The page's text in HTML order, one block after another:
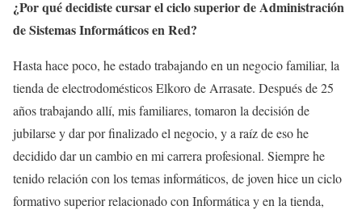
¿Por qué decidiste cursar el ciclo superior de Administración
de Sistemas Informáticos en Red?
Hasta hace poco, he estado trabajando en un negocio familiar, la
tienda de electrodomésticos Elkoro de Arrasate. Después de 25
años trabajando allí, mis familiares, tomaron la decisión de
jubilarse y dar por finalizado el negocio, y a raíz de eso he
decidido dar un cambio en mi carrera profesional. Siempre he
tenido relación con los temas informáticos, de joven hice un ciclo
formativo superior relacionado con Informática y en la tienda,